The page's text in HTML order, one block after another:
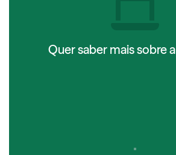
Quer saber mais sobre a